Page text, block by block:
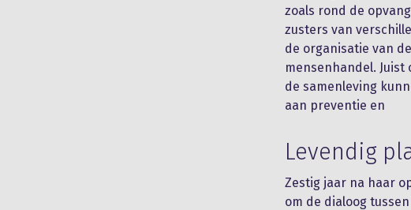
zoals rond de
zusters van
de organisatie van
mensenhandel.
de samenleving
aan preventie en
Levendig
Zestig jaar na haar
om de dialoog